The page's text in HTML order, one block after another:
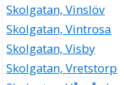
Skolgatan, Vinslöv
Skolgatan, Vintrosa
Skolgatan, Visby
Skolgatan, Vretstorp